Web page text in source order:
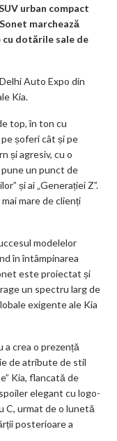
urban compact
marchează
dotările sale de
Auto Expo din
Kia.
top, în ton cu
șoferi cât și pe
și agresiv, cu o
un punct de
și ai „Generației Z”.
mare de clienți
modelelor
în întâmpinarea
este proiectat și
un spectru larg de
exigente ale Kia
crea o prezență
de atribute de stil
Kia, flancată de
elegant cu logo-
C, urmat de o lunetă
posterioare a